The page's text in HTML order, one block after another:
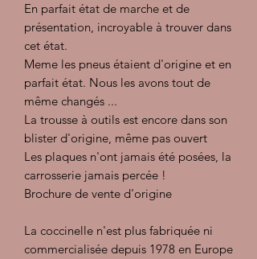
En parfait état de marche et de
présentation, incroyable à trouver dans
cet état.
Meme les pneus étaient d'origine et en
parfait état. Nous les avons tout de
même changés ...
La trousse à outils est encore dans son
blister d'origine, même pas ouvert
Les plaques n'ont jamais été posées, la
carrosserie jamais percée !
Brochure de vente d'origine
La coccinelle n'est plus fabriquée ni
commercialisée depuis 1978 en Europe